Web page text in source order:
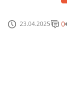
23.04.2025 0